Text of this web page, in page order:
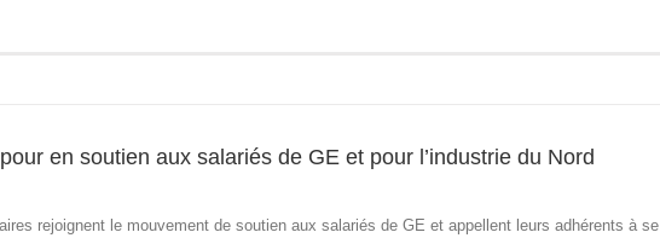
en soutien aux salariés de GE et pour l’industrie du Nord
rejoignent le mouvement de soutien aux salariés de GE et appellent leurs adhérents à se